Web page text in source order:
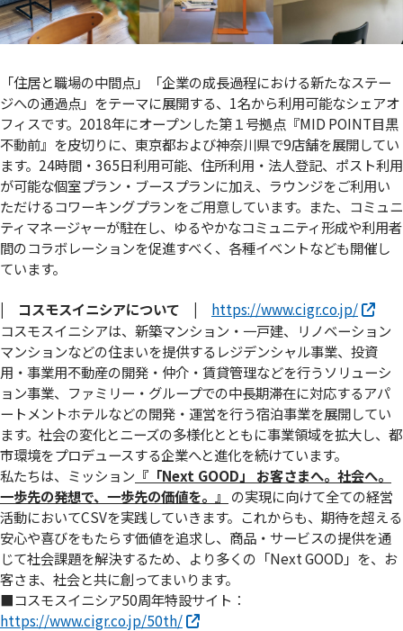
「住居と職場の中間点」「企業の成長過程における新たなステー
ジへの通過点」をテーマに展開する、1名から利用可能なシェアオ
フィスです。2018年にオープンした第１号拠点『MID POINT目黒
不動前』を皮切りに、東京都および神奈川県で9店舗を展開してい
ます。24時間・365日利用可能、住所利用・法人登記、ポスト利用
が可能な個室プラン・ブースプランに加え、ラウンジをご利用い
ただけるコワーキングプランをご用意しています。また、コミュニ
ティマネージャーが駐在し、ゆるやかなコミュニティ形成や利用者
間のコラボレーションを促進すべく、各種イベントなども開催し
ています。
| コスモスイニシアについて |
https://www.cigr.co.jp/
コスモスイニシアは、新築マンション・一戸建、リノベーション
マンションなどの住まいを提供するレジデンシャル事業、投資
用・事業用不動産の開発・仲介・賃貸管理などを行うソリューシ
ョン事業、ファミリー・グループでの中長期滞在に対応するアパ
ートメントホテルなどの開発・運営を行う宿泊事業を展開してい
ます。社会の変化とニーズの多様化とともに事業領域を拡大し、都
市環境をプロデュースする企業へと進化を続けています。
私たちは、ミッション 『「Next GOOD」 お客さまへ。社会へ。
⼀歩先の発想で、⼀歩先の価値を。』 の実現に向けて全ての経営
活動においてCSVを実践していきます。これからも、期待を超える
安心や喜びをもたらす価値を追求し、商品・サービスの提供を通
じて社会課題を解決するため、より多くの「Next GOOD」を、お
客さま、社会と共に創ってまいります。
■コスモスイニシア50周年特設サイト：
https://www.cigr.co.jp/50th/